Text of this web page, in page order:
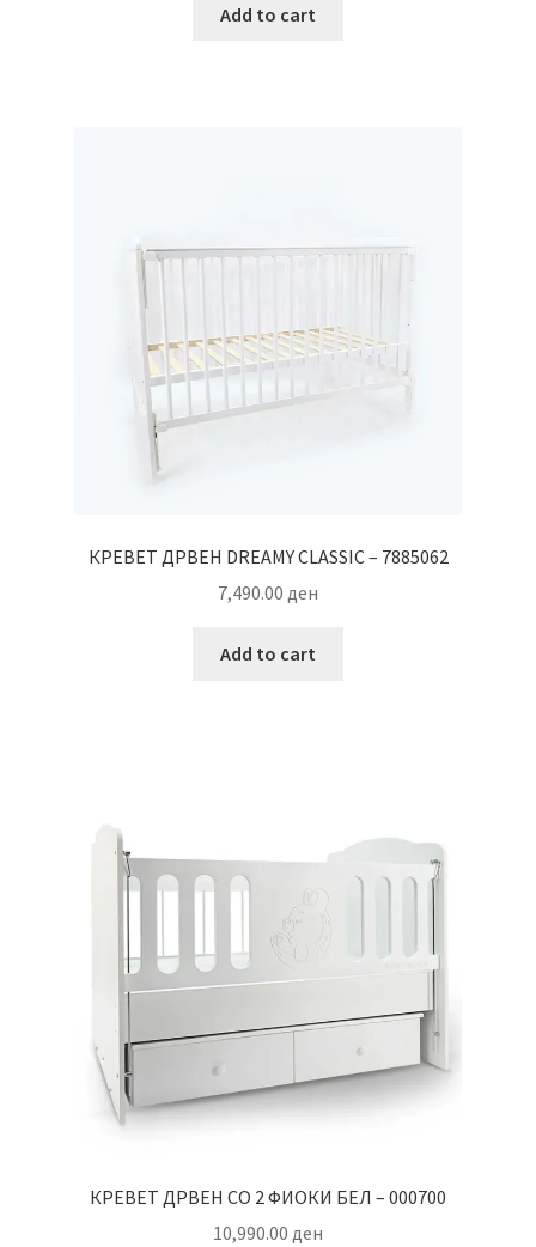
Add to cart
КРЕВЕТ ДРВЕН DREAMY CLASSIC – 7885062
7,490.00 ден
Add to cart
КРЕВЕТ ДРВЕН СО 2 ФИОКИ БЕЛ – 000700
10,990.00 ден